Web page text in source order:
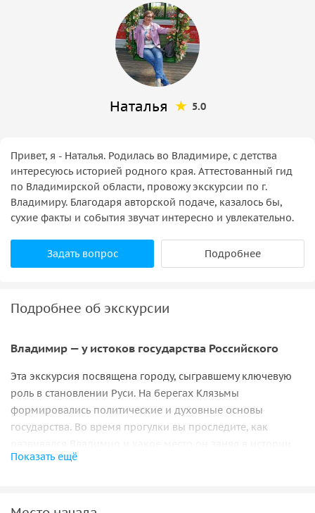
Наталья 5.0
Привет, я - Наталья. Родилась во Владимире, с детства
интересуюсь историей родного края. Аттестованный гид
по Владимирской области, провожу экскурсии по г.
Владимиру. Благодаря авторской подаче, казалось бы,
сухие факты и события звучат интересно и увлекательно.
Задать вопрос Подробнее
Подробнее об экскурсии
Владимир — у истоков государства Российского
Эта экскурсия посвящена городу, сыгравшему ключевую
роль в становлении Руси. На берегах Клязьмы
формировались политические и духовные основы
государства. Во время прогулки вы проследите, как
страны.
Показать ещё